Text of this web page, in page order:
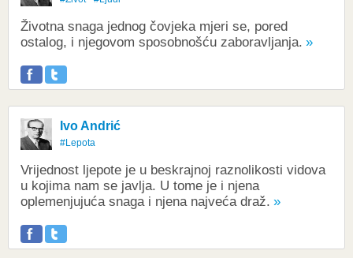
Životna snaga jednog čovjeka mjeri se, pored
ostalog, i njegovom sposobnošću zaboravljanja.
Ivo Andrić
#Lepota
Vrijednost ljepote je u beskrajnoj raznolikosti vidova
u kojima nam se javlja. U tome je i njena
oplemenjujuća snaga i njena najveća draž.